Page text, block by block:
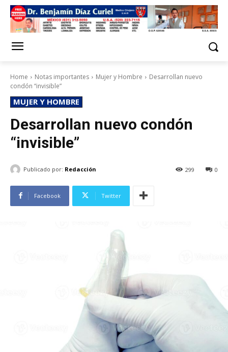
Home Notas importantes Mujer y Hombre
Desarrollan nuevo
condón “invisible”
MUJER Y HOMBRE
Desarrollan nuevo condón
“invisible”
Publicado por: Redacción 0
299
Facebook Twitter